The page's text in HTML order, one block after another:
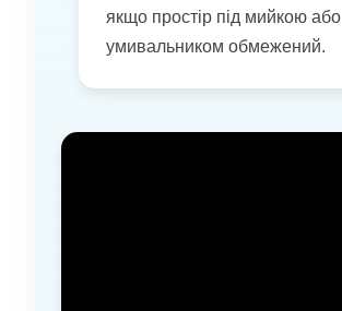
якщо простір під мийкою або
умивальником обмежений.